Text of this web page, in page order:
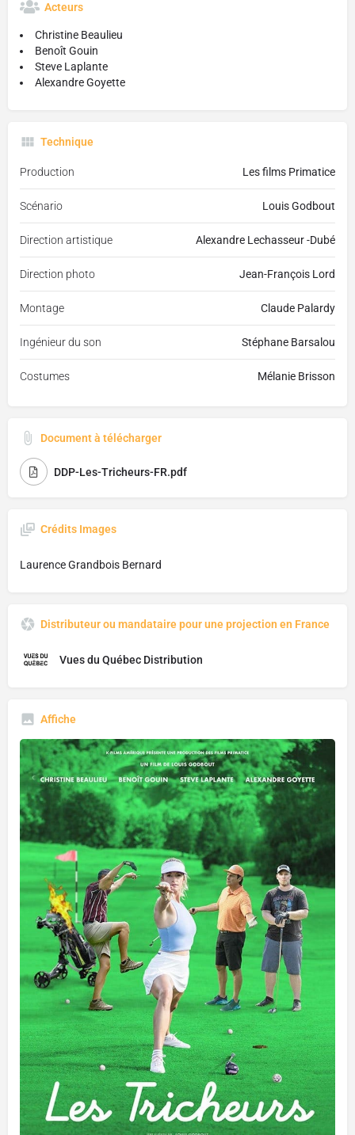
Acteurs
Christine Beaulieu
Benoît Gouin
Steve Laplante
Alexandre Goyette
Technique
Production Les films Primatice
Scénario Louis Godbout
Direction artistique Alexandre Lechasseur -Dubé
Direction photo Jean-François Lord
Montage Claude Palardy
Ingénieur du son Stéphane Barsalou
Costumes Mélanie Brisson
Document à télécharger
DDP-Les-Tricheurs-FR.pdf
Crédits Images
Laurence Grandbois Bernard
Distributeur ou mandataire pour une projection en France
Vues du Québec Distribution
Affiche